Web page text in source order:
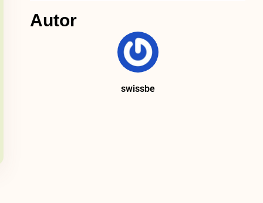
Autor
swissbe